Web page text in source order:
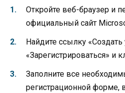
Откройте веб-браузер и
официальный сайт
Найдите ссылку
«Зарегистрироваться» и
Заполните все
регистрационной форме,